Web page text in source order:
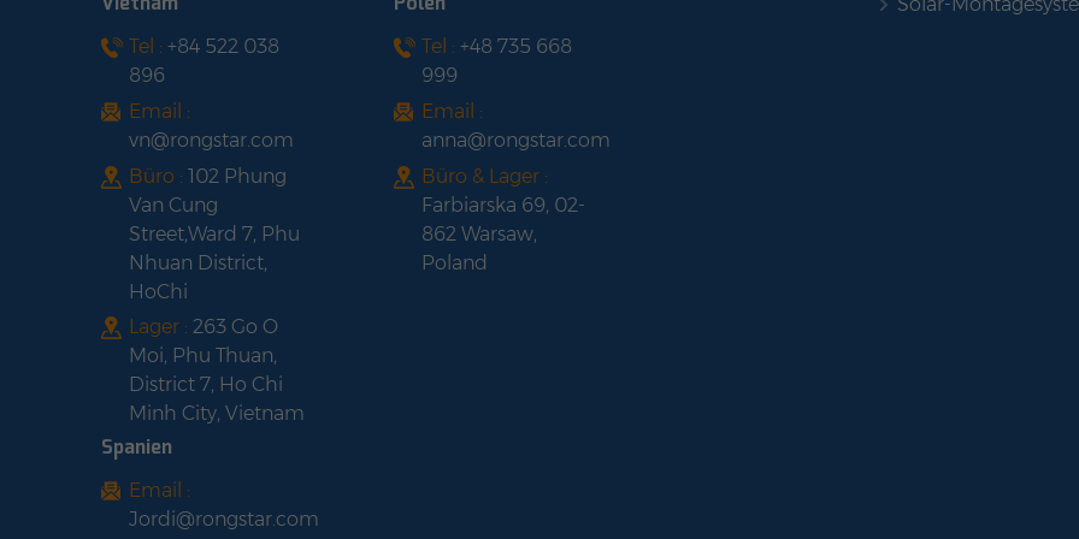
schwarzem Rahmen
LONGI HI-MO 6 LR5-
Solarpanel mit
schwarzem Rahmen
Tel : +84 522 038
896
Email :
vn@rongstar.com
Büro : 102 Phung
Van Cung
Street,Ward 7, Phu
Nhuan District,
HoChi
Lager : 263 Go O
Moi, Phu Thuan,
District 7, Ho Chi
Minh City, Vietnam
Tel :+48 735 668
999
Email :
anna@rongstar.com
Büro & Lager :
Farbiarska 69, 02-
862 Warsaw,
Poland
Spanien
Email :
Jordi@rongstar.com